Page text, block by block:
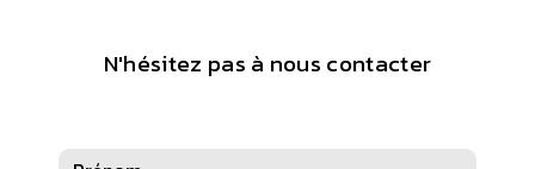
N'hésitez pas à nous contacter